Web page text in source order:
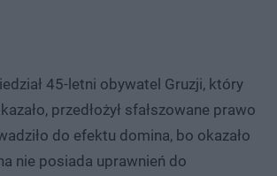
45-letni obywatel Gruzji, który
przedłożył sfałszowane prawo
do efektu domina, bo okazało
nie posiada uprawnień do